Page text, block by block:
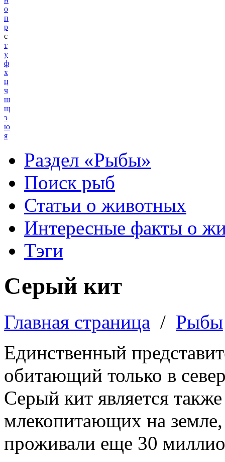
о
п
р
с
т
у
ф
х
ц
ч
ш
щ
э
ю
я
Раздел «Рыбы»
Поиск рыб
Статьи о животных
Интересные факты о
Тэги
Серый кит
Главная страница / Рыбы
Единственный
обитающий только в
Серый кит является
млекопитающих на земле,
проживали еще 30